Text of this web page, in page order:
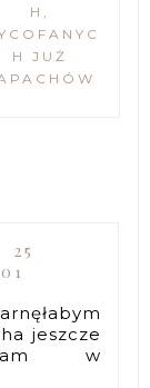
H,
H JUŻ
25
jeszcze
w